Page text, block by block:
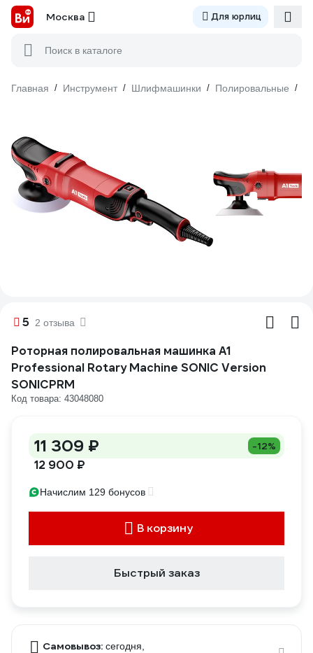
Москва Для юрлиц
Поиск в каталоге
Главная / Инструмент / Шлифмашинки / Полировальные /
5 2 отзыва
Роторная полировальная машинка A1
Professional Rotary Machine SONIC Version
SONICPRM
Код товара: 43048080
11 309 ₽ -12%
12 900 ₽
Начислим 129 бонусов
В корзину
Быстрый заказ
Самовывоз: сегодня,